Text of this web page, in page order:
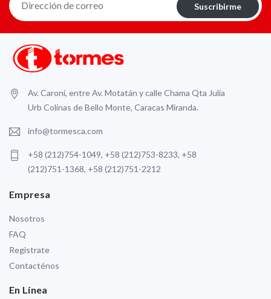
Suscribirme
Av. Caroní, entre Av. Motatán y calle Chama Qta Julia
Urb Colinas de Bello Monte, Caracas Miranda.
info@tormesca.com
+58 (212)754-1049, +58 (212)753-8233, +58
(212)751-1368, +58 (212)751-2212
Empresa
Nosotros
FAQ
Registrate
Contacténos
En Línea